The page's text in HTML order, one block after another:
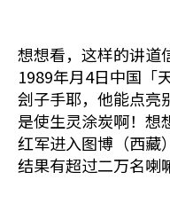
想想看，这样的讲道
1989年月4日中国「
刽子手耶，他能点亮
是使生灵涂炭啊！想
红军进入图博（西藏
结果有超过二万名喇